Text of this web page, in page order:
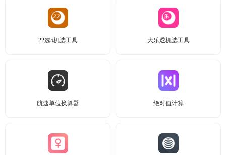
22选5机选工具 大乐透机选工具
航速单位换算器 绝对值计算